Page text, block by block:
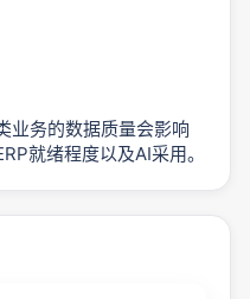
业务的数据质量会影响
就绪程度以及AI采用。